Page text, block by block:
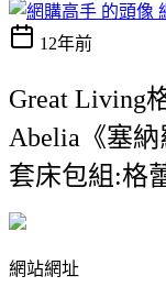
12年前
Great Living
Abelia《塞
套床包組:格
網站網址